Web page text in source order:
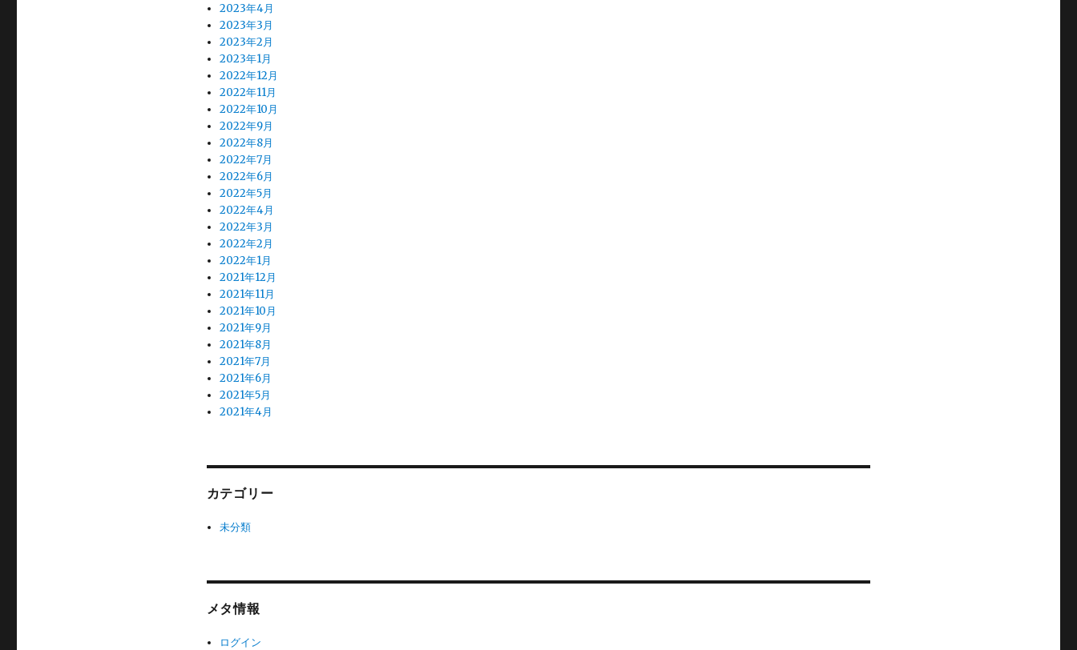
2023年4月
2023年3月
2023年2月
2023年1月
2022年12月
2022年11月
2022年10月
2022年9月
2022年8月
2022年7月
2022年6月
2022年5月
2022年4月
2022年3月
2022年2月
2022年1月
2021年12月
2021年11月
2021年10月
2021年9月
2021年8月
2021年7月
2021年6月
2021年5月
2021年4月
カテゴリー
未分類
メタ情報
ログイン